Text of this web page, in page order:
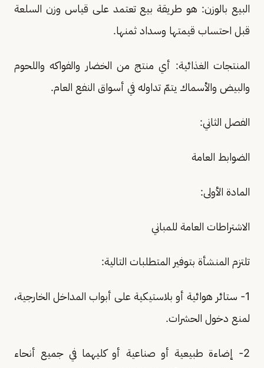
البيع بالوزن: هو طريقة بيع تعتمد على قياس وزن السلعة
قبل احتساب قيمتها وسداد ثمنها.
المنتجات الغذائية: أي منتج من الخضار والفواكه واللحوم
والبيض والأسماك يتمّ تداوله في أسواق النفع العام.
الفصل الثاني:
الضوابط العامة
المادة الأولى:
الاشتراطات العامة للمباني
تلتزم المنشأة بتوفير المتطلبات التالية:
1- ستائر هوائية أو بلاستيكية على أبواب المداخل الخارجية،
لمنع دخول الحشرات.
2- إضاءة طبيعية أو صناعية أو كليهما في جميع أنحاء